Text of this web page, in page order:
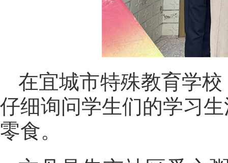
在宜城市特殊教育学
仔细询问学生们的学习
零食。